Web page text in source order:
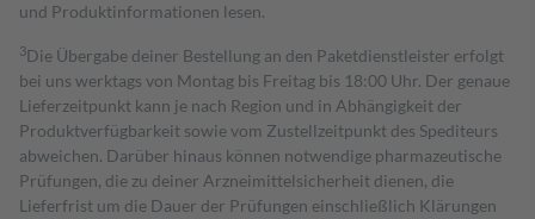
und Produktinformationen lesen.
3Die Übergabe deiner Bestellung an den Paketdienstleister erfolgt
bei uns werktags von Montag bis Freitag bis 18:00 Uhr. Der genaue
Lieferzeitpunkt kann je nach Region und in Abhängigkeit der
Produktverfügbarkeit sowie vom Zustellzeitpunkt des Spediteurs
abweichen. Darüber hinaus können notwendige pharmazeutische
Prüfungen, die zu deiner Arzneimittelsicherheit dienen, die
Lieferfrist um die Dauer der Prüfungen einschließlich Klärungen